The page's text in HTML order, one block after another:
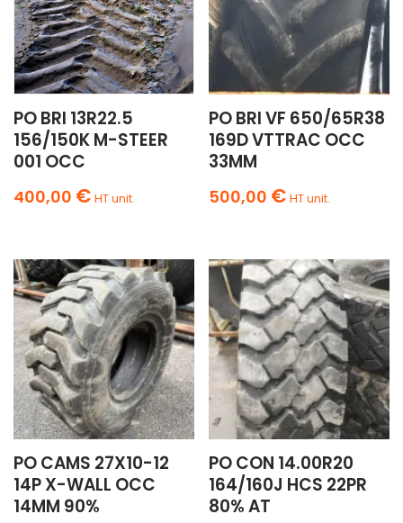
PO BRI 13R22.5
156/150K M-STEER
001 OCC
400,00 € HT unit.
PO BRI VF 650/65R38
169D VTTRAC OCC
33MM
500,00 € HT unit.
PO CAMS 27X10-12
14P X-WALL OCC
14MM 90%
PO CON 14.00R20
164/160J HCS 22PR
80% AT